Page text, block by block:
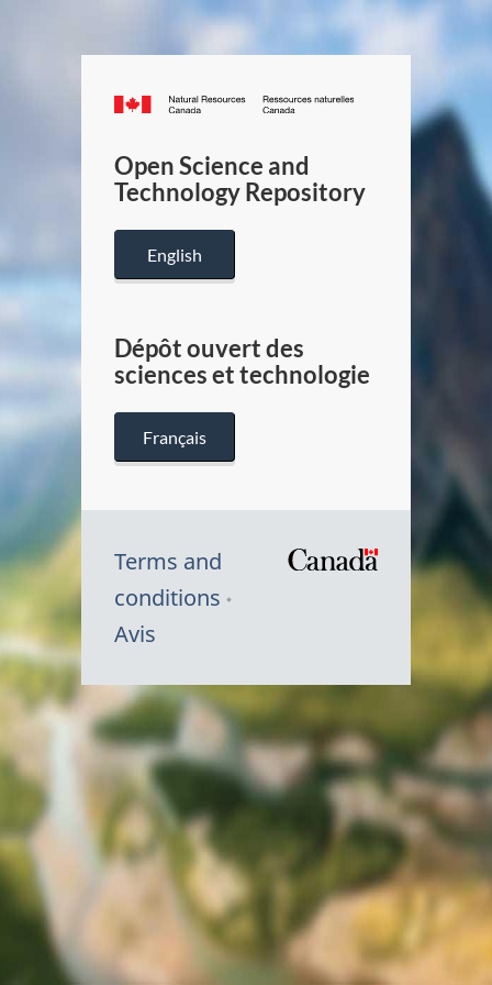
Canada.ca
/
Canada
Open Science and
Technology Repository
English
Dépôt ouvert des
sciences et technologie
Français
Terms and
conditions
Avis
Canada